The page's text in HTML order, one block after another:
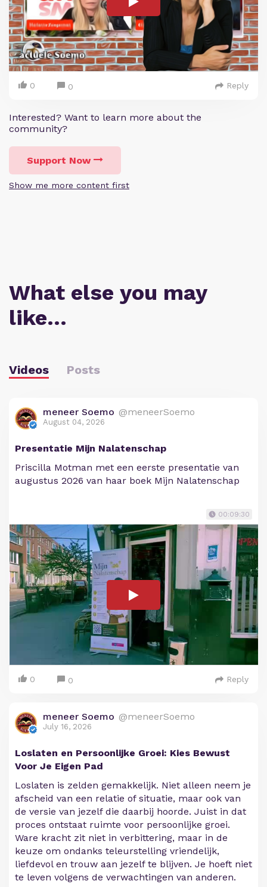
0 0 Reply
Interested? Want to learn more about the
community?
Support Now
Show me more content first
What else you may
like…
Videos Posts
meneer Soemo @meneerSoemo
August 04, 2026
Presentatie Mijn Nalatenschap
Priscilla Motman met een eerste presentatie van
augustus 2026 van haar boek Mijn Nalatenschap
00:09:30
0 0 Reply
meneer Soemo @meneerSoemo
July 16, 2026
Loslaten en Persoonlijke Groei: Kies Bewust
Voor Je Eigen Pad
Loslaten is zelden gemakkelijk. Niet alleen neem je
afscheid van een relatie of situatie, maar ook van
de versie van jezelf die daarbij hoorde. Juist in dat
proces ontstaat ruimte voor persoonlijke groei.
Ware kracht zit niet in verbittering, maar in de
keuze om ondanks teleurstelling vriendelijk,
liefdevol en trouw aan jezelf te blijven. Je hoeft niet
te leven volgens de verwachtingen van anderen.